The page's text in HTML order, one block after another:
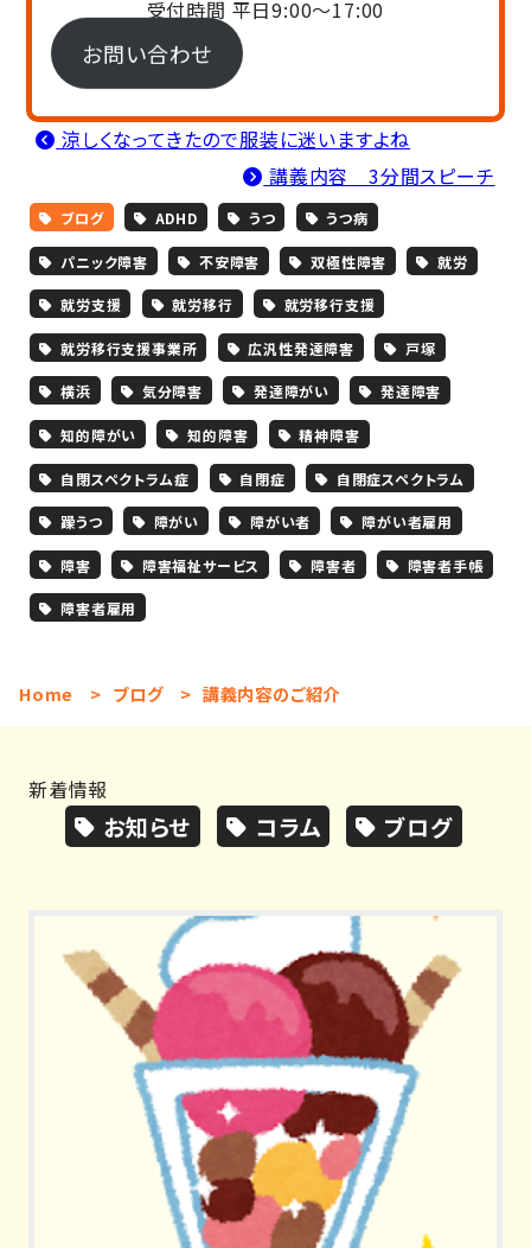
受付時間 平日9:00〜17:00
お問い合わせ
涼しくなってきたので服装に迷いますよね
講義内容 3分間スピーチ
ブログ ADHD うつ うつ病
パニック障害 不安障害 双極性障害 就労
就労支援 就労移行 就労移行支援
就労移行支援事業所 広汎性発達障害 戸塚
横浜 気分障害 発達障がい 発達障害
知的障がい 知的障害 精神障害
自閉スペクトラム症 自閉症 自閉症スペクトラム
躁うつ 障がい 障がい者 障がい者雇用
障害 障害福祉サービス 障害者 障害者手帳
障害者雇用
Home > ブログ > 講義内容のご紹介
新着情報
お知らせ コラム ブログ